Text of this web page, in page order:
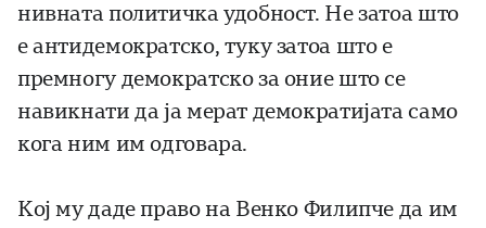
нивната политичка удобност. Не затоа што
е антидемократско, туку затоа што е
премногу демократско за оние што се
навикнати да ја мерат демократијата само
кога ним им одговара.
Кој му даде право на Венко Филипче да им